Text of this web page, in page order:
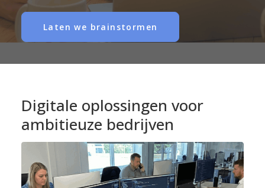
Laten we brainstormen
Digitale oplossingen voor
ambitieuze bedrijven